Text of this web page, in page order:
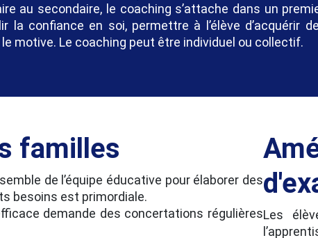
au secondaire, le coaching s’attache dans un
la confiance en soi, permettre à l’élève
le motive. Le coaching peut être individuel ou collectif.
familles
de l’équipe éducative pour élaborer des
besoins est primordiale.
demande des concertations régulièresLes